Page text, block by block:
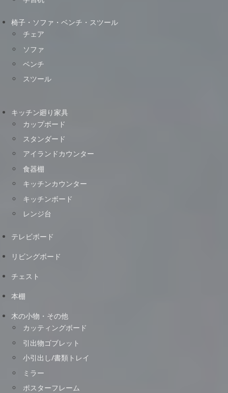
椅子・ソファ・ベンチ・スツール
チェア
ソファ
ベンチ
スツール
キッチン廻り家具
カップボード
スタンダード
アイランドカウンター
食器棚
キッチンカウンター
キッチンボード
レンジ台
テレビボード
リビングボード
チェスト
本棚
木の小物・その他
カッティングボード
引出物ゴブレット
小引出し/書類トレイ
ミラー
ポスターフレーム